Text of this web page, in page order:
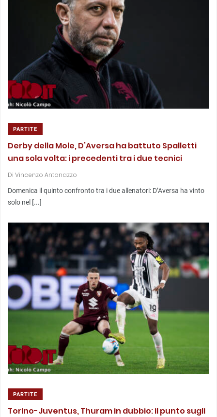
PARTITE
Derby della Mole, D’Aversa ha battuto Spalletti
una sola volta: i precedenti tra i due tecnici
Di Vincenzo Antonazzo
Domenica il quinto confronto tra i due allenatori: D’Aversa ha vinto
solo nel [...]
PARTITE
Torino-Juventus, Thuram in dubbio: il punto sugli